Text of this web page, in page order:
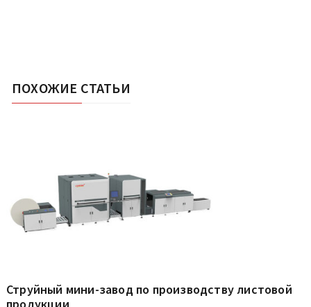
ПОХОЖИЕ СТАТЬИ
Струйный мини-завод по производству листовой